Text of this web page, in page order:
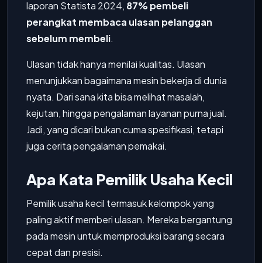
laporan Statista 2024, 87% pembeli
perangkat membaca ulasan pelanggan
sebelum membeli.
Ulasan tidak hanya menilai kualitas. Ulasan
menunjukkan bagaimana mesin bekerja di dunia
nyata. Dari sana kita bisa melihat masalah,
kejutan, hingga pengalaman layanan purna jual.
Jadi, yang dicari bukan cuma spesifikasi, tetapi
juga cerita pengalaman pemakai.
Apa Kata Pemilik Usaha Kecil
Pemilik usaha kecil termasuk kelompok yang
paling aktif memberi ulasan. Mereka bergantung
pada mesin untuk memproduksi barang secara
cepat dan presisi.